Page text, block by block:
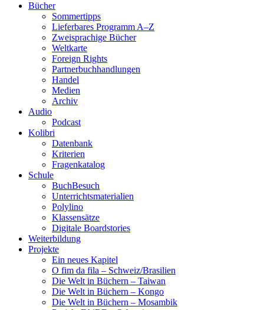
Bücher
Sommertipps
Lieferbares Programm A–Z
Zweisprachige Bücher
Weltkarte
Foreign Rights
Partnerbuchhandlungen
Handel
Medien
Archiv
Audio
Podcast
Kolibri
Datenbank
Kriterien
Fragenkatalog
Schule
BuchBesuch
Unterrichtsmaterialien
Polylino
Klassensätze
Digitale Boardstories
Weiterbildung
Projekte
Ein neues Kapitel
O fim da fila – Schweiz/Brasilien
Die Welt in Büchern – Taiwan
Die Welt in Büchern – Kongo
Die Welt in Büchern – Mosambik